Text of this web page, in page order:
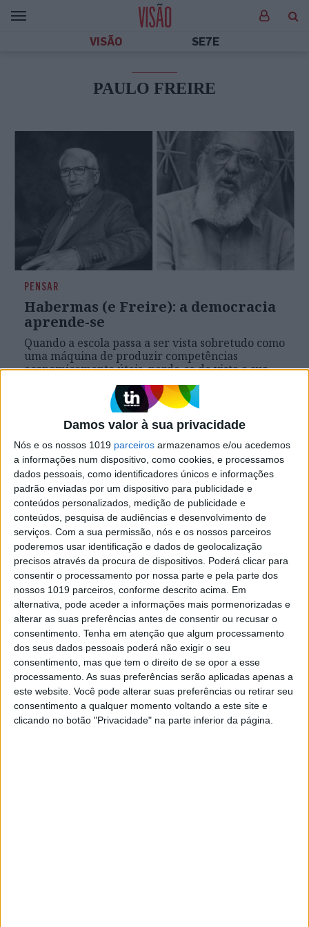
Damos valor à sua privacidade
Nós e os nossos 1019 parceiros armazenamos e/ou acedemos
a informações num dispositivo, como cookies, e processamos
dados pessoais, como identificadores únicos e informações
padrão enviadas por um dispositivo para publicidade e
conteúdos personalizados, medição de publicidade e
conteúdos, pesquisa de audiências e desenvolvimento de
serviços. Com a sua permissão, nós e os nossos parceiros
poderemos usar identificação e dados de geolocalização
precisos através da procura de dispositivos. Poderá clicar para
consentir o processamento por nossa parte e pela parte dos
nossos 1019 parceiros, conforme descrito acima. Em
alternativa, pode aceder a informações mais pormenorizadas e
alterar as suas preferências antes de consentir ou recusar o
consentimento. Tenha em atenção que algum processamento
dos seus dados pessoais poderá não exigir o seu
consentimento, mas que tem o direito de se opor a esse
processamento. As suas preferências serão aplicadas apenas a
este website. Você pode alterar suas preferências ou retirar seu
consentimento a qualquer momento voltando a este site e
clicando no botão "Privacidade" na parte inferior da página.
VISÃO SE7E
PAULO FREIRE
PENSAR
Habermas (e Freire): a democracia
aprende-se
Quando a escola passa a ser vista sobretudo como
uma máquina de produzir competências
economicamente úteis, perde-se de vista a sua
dimensão mais profunda: a formação de cidadãos
capazes de participar na vida democrática
Se7e
VISÃO SETE
Restaurante Mistu, no Porto:
Exótico quanto baste
Irmão mais novo do restaurante Flow, o Mistu, no
Porto, distancia-se da cozinha mediterrânica e
inspira-se noutras gastronomias mais
longínquas. Mas sem provocar grandes choques
culturais